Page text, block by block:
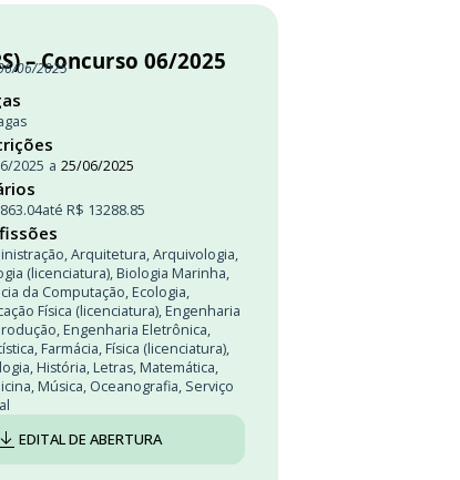
– Concurso 06/2025
06/2025
2025 a 25/06/2025
até R$ 13288.85
,Arquitetura,Arquivologia,
(licenciatura), Biologia Marinha,
da Computação, Ecologia,
Física (licenciatura), Engenharia
, Engenharia Eletrônica,
, Farmácia, Física (licenciatura),
, História, Letras, Matemática,
, Música, Oceanografia, Serviço
EDITAL DE ABERTURA